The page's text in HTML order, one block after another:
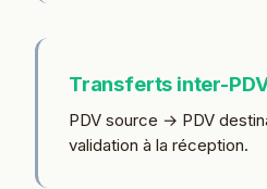
Transferts inter-
PDV source → PDV
validation à la réception.